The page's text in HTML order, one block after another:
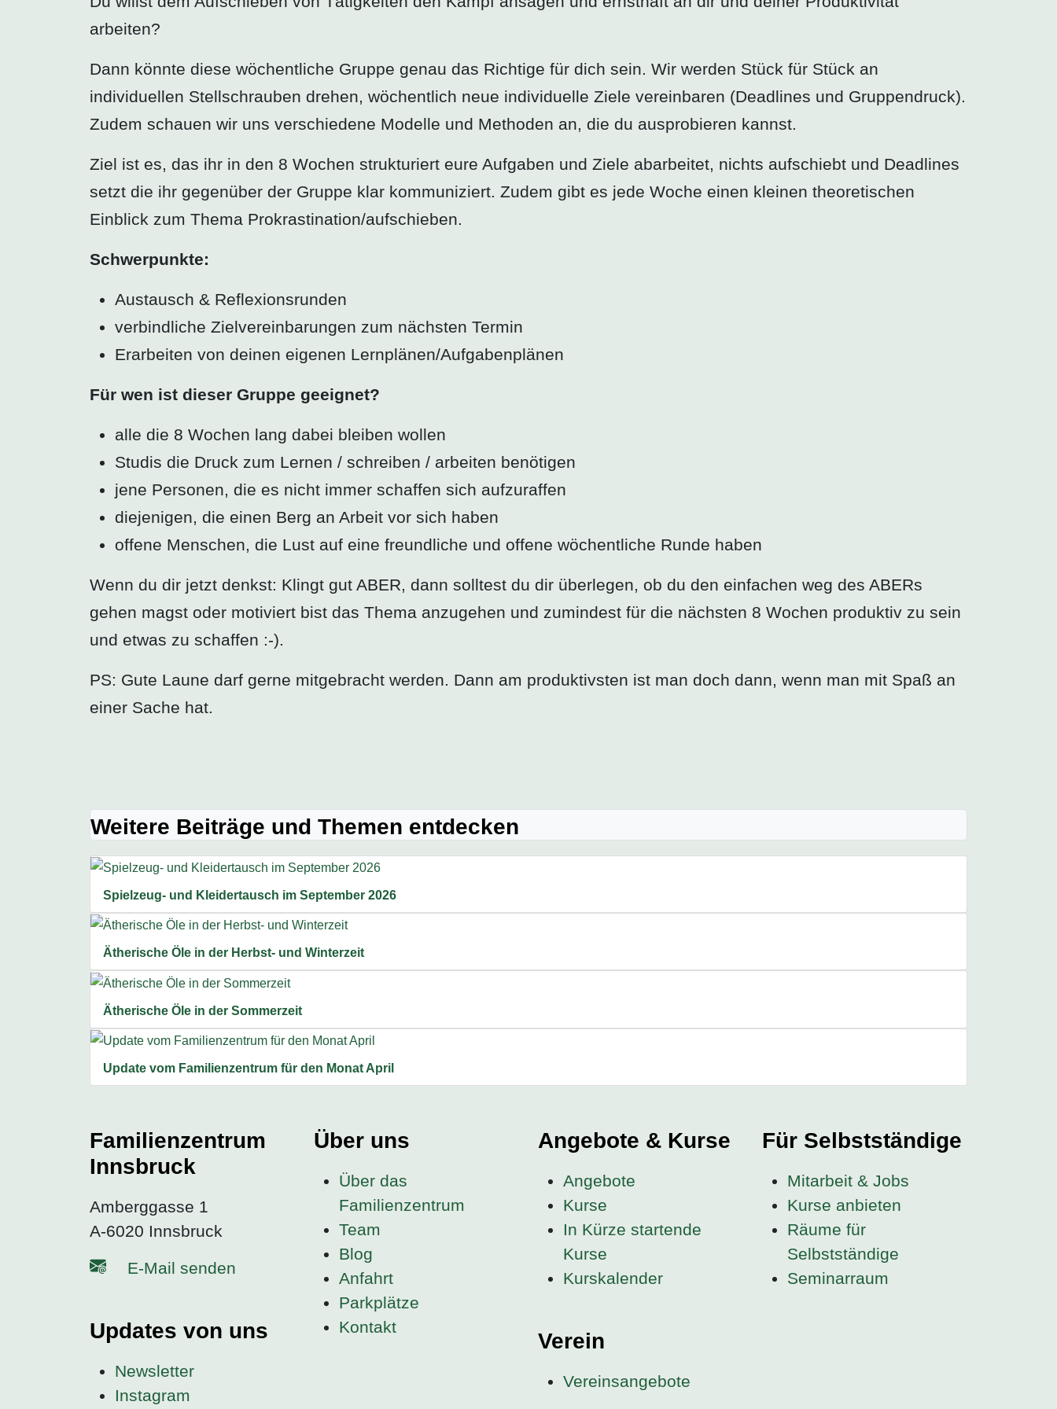
arbeiten?
Dann könnte diese wöchentliche Gruppe genau das Richtige für dich sein. Wir werden Stück für Stück an
individuellen Stellschrauben drehen, wöchentlich neue individuelle Ziele vereinbaren (Deadlines und Gruppendruck).
Zudem schauen wir uns verschiedene Modelle und Methoden an, die du ausprobieren kannst.
Ziel ist es, das ihr in den 8 Wochen strukturiert eure Aufgaben und Ziele abarbeitet, nichts aufschiebt und Deadlines
setzt die ihr gegenüber der Gruppe klar kommuniziert. Zudem gibt es jede Woche einen kleinen theoretischen
Einblick zum Thema Prokrastination/aufschieben.
Schwerpunkte:
Austausch & Reflexionsrunden
verbindliche Zielvereinbarungen zum nächsten Termin
Erarbeiten von deinen eigenen Lernplänen/Aufgabenplänen
Für wen ist dieser Gruppe geeignet?
alle die 8 Wochen lang dabei bleiben wollen
Studis die Druck zum Lernen / schreiben / arbeiten benötigen
jene Personen, die es nicht immer schaffen sich aufzuraffen
diejenigen, die einen Berg an Arbeit vor sich haben
offene Menschen, die Lust auf eine freundliche und offene wöchentliche Runde haben
Wenn du dir jetzt denkst: Klingt gut ABER, dann solltest du dir überlegen, ob du den einfachen weg des ABERs
gehen magst oder motiviert bist das Thema anzugehen und zumindest für die nächsten 8 Wochen produktiv zu sein
und etwas zu schaffen :-).
PS: Gute Laune darf gerne mitgebracht werden. Dann am produktivsten ist man doch dann, wenn man mit Spaß an
einer Sache hat.
Weitere Beiträge und Themen entdecken
Spielzeug- und Kleidertausch im September 2026
Ätherische Öle in der Herbst- und Winterzeit
Ätherische Öle in der Sommerzeit
Update vom Familienzentrum für den Monat April
Familienzentrum
Innsbruck
Amberggasse 1
A-6020 Innsbruck
E-Mail senden
Updates von uns
Newsletter
Instagram
Über uns
Über das
Familienzentrum
Team
Blog
Anfahrt
Parkplätze
Kontakt
Angebote & Kurse
Angebote
Kurse
In Kürze startende
Kurse
Kurskalender
Verein
Vereinsangebote
Für Selbstständige
Mitarbeit & Jobs
Kurse anbieten
Räume für
Selbstständige
Seminarraum